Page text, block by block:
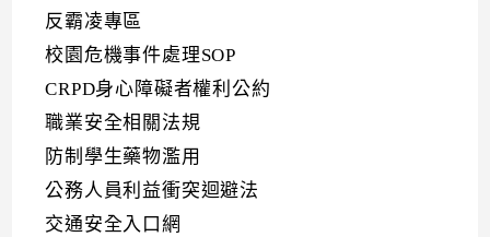
反霸凌專區
校園危機事件處理SOP
CRPD身心障礙者權利公約
職業安全相關法規
防制學生藥物濫用
公務人員利益衝突迴避法
交通安全入口網